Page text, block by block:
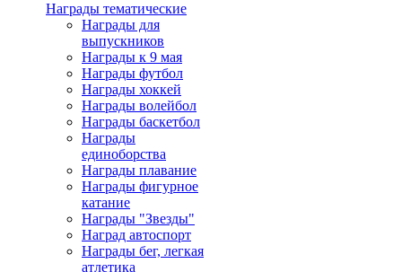
Награды тематические
Награды для
выпускников
Награды к 9 мая
Награды футбол
Награды хоккей
Награды волейбол
Награды баскетбол
Награды
единоборства
Награды плавание
Награды фигурное
катание
Награды "Звезды"
Наград автоспорт
Награды бег, легкая
атлетика